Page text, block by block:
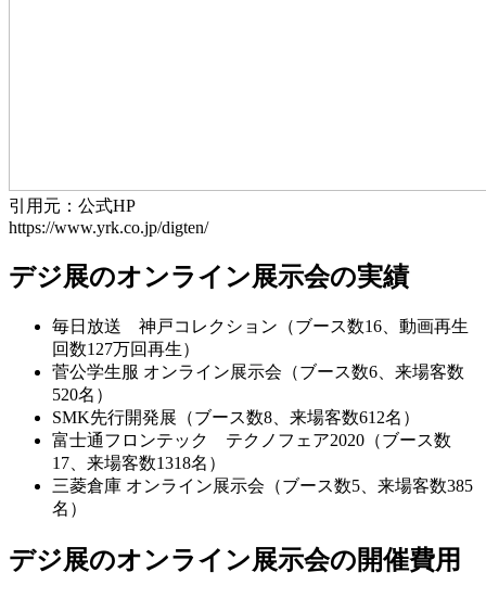
引用元：公式HP
https://www.yrk.co.jp/digten/
デジ展のオンライン展示会の実績
毎日放送 神戸コレクション（ブース数16、動画再生
回数127万回再生）
菅公学生服 オンライン展示会（ブース数6、来場客数
520名）
SMK先行開発展（ブース数8、来場客数612名）
富士通フロンテック テクノフェア2020（ブース数
17、来場客数1318名）
三菱倉庫 オンライン展示会（ブース数5、来場客数385
名）
デジ展のオンライン展示会の開催費用